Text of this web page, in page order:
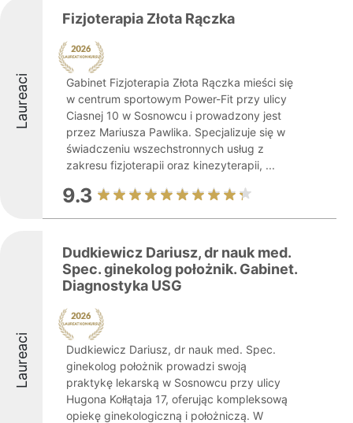
Laureaci
Fizjoterapia Złota Rączka
Gabinet Fizjoterapia Złota Rączka mieści się
w centrum sportowym Power-Fit przy ulicy
Ciasnej 10 w Sosnowcu i prowadzony jest
przez Mariusza Pawlika. Specjalizuje się w
świadczeniu wszechstronnych usług z
zakresu fizjoterapii oraz kinezyterapii, ...
9.3
Laureaci
Dudkiewicz Dariusz, dr nauk med.
Spec. ginekolog położnik. Gabinet.
Diagnostyka USG
Dudkiewicz Dariusz, dr nauk med. Spec.
ginekolog położnik prowadzi swoją
praktykę lekarską w Sosnowcu przy ulicy
Hugona Kołłątaja 17, oferując kompleksową
opiekę ginekologiczną i położniczą. W